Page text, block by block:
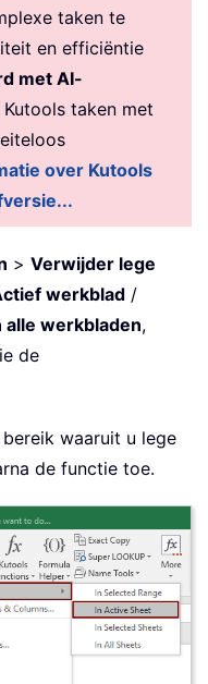
taken te
en efficiëntie
met AI-
taken met
over Kutools
> Verwijder lege
werkblad /
alle werkbladen,
de
waaruit u lege
de functie toe.